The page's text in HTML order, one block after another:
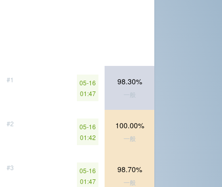
#1
05-16
01:47
98.30%
一般
#2
05-16
01:42
100.00%
一般
#3
05-16
01:47
98.70%
一般